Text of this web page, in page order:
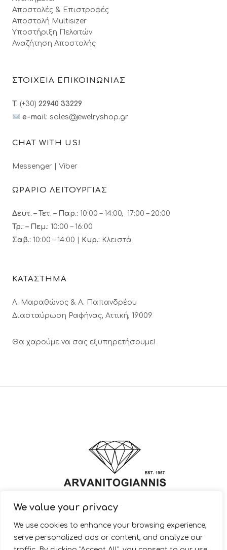
We value your privacy
We use cookies to enhance your browsing experience,
serve personalized ads or content, and analyze our
Αποστολές & Επιστροφές
Αποστολή Multisizer
Υποστήριξη Πελατών
Αναζήτηση Αποστολής
ΣΤΟΙΧΕΙΑ ΕΠΙΚΟΙΝΩΝΙΑΣ
T. (+30) 22940 33229
e-mail: sales@jewelryshop.gr
CHAT WITH US!
Messenger Viber
ΩΡΑΡΙΟ ΛΕΙΤΟΥΡΓΙΑΣ
Δευτ. – Τετ. – Παρ.: 10:00 – 14:00, 17:00 – 20:00
Τρ.: – Πεμ.: 10:00 – 16:00
Σαβ.: 10:00 – 14:00 | Κυρ.: Κλειστά
ΚΑΤΑΣΤΗΜΑ
Λ. Μαραθώνος & A. Παπανδρέου
Διασταύρωση Ραφήνας, Αττική, 19009
Θα χαρούμε να σας εξυπηρετήσουμε!
© 2022 ARVANITOGIANNIS – Jewelry Design & Manufacturing |
JewelryShop.gr